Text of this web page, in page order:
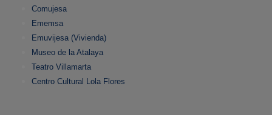
Comujesa
Ememsa
Emuvijesa (Vivienda)
Museo de la Atalaya
Teatro Villamarta
Centro Cultural Lola Flores